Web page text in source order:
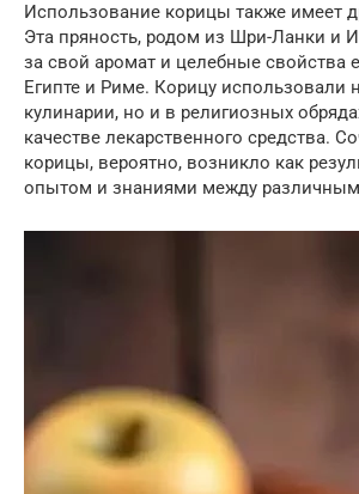
Использование корицы также имеет
Эта пряность, родом из Шри-Ланки и
за свой аромат и целебные свойства
Египте и Риме. Корицу использовали
кулинарии, но и в религиозных
качестве лекарственного средства.
корицы, вероятно, возникло как
опытом и знаниями между